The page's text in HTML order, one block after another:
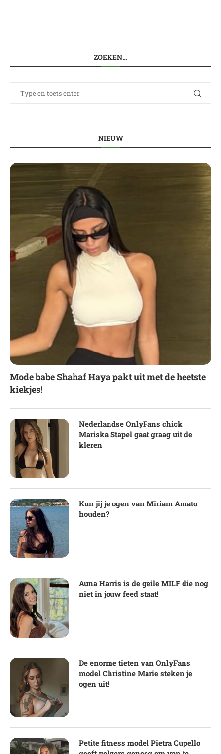
ZOEKEN…
NIEUW
Mode babe Shahaf Haya pakt uit met de heetste
kiekjes!
Nederlandse OnlyFans chick
Mariska Stapel gaat graag uit de
kleren
Kun jij je ogen van Miriam Amato
houden?
Auna Harris is de geile MILF die nog
niet in jouw feed staat!
De enorme tieten van OnlyFans
model Christine Marie steken je
ogen uit!
Petite fitness model Pietra Cupello